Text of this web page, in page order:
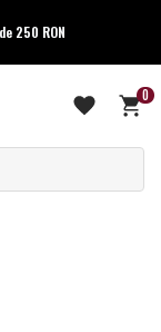
250 RON
0